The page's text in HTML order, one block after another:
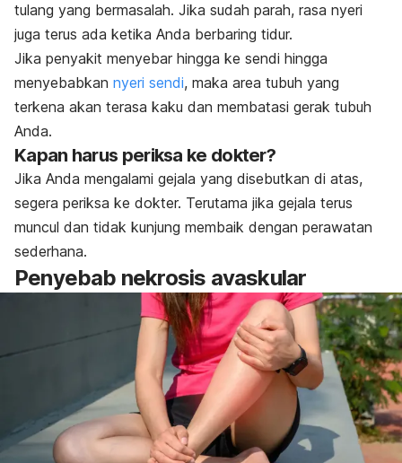
tulang yang bermasalah. Jika sudah parah, rasa nyeri
juga terus ada ketika Anda berbaring tidur.
Jika penyakit menyebar hingga ke sendi hingga
menyebabkan nyeri sendi, maka area tubuh yang
terkena akan terasa kaku dan membatasi gerak tubuh
Anda.
Kapan harus periksa ke dokter?
Jika Anda mengalami gejala yang disebutkan di atas,
segera periksa ke dokter. Terutama jika gejala terus
muncul dan tidak kunjung membaik dengan perawatan
sederhana.
Penyebab nekrosis avaskular